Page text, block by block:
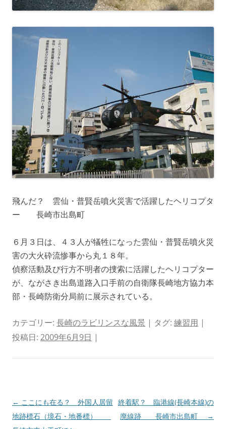
飛んだ？ 雲仙・普賢岳噴火災害で活躍したヘリコプタ
ー 長崎市出島町
６月３日は、４３人が犠牲になった雲仙・普賢岳噴火災
害の大火砕流惨事から丸１８年。
偵察活動及び行方不明者の捜索に活躍したヘリコプター
が、ながさき出島道路入口手前の自衛隊長崎地方協力本
部・長崎防衛分局前に展示されている。
カテゴリー: 長崎のラビリンスな風景 | タグ: 練習用 |
投稿日: 2009年6月9日 |
投
稿
← ここにも在る？ 外国人居留
地跡標石（境石・地番標）
終着駅？ 臨港線(長崎本線)の
廃線跡 長崎市出島町
→